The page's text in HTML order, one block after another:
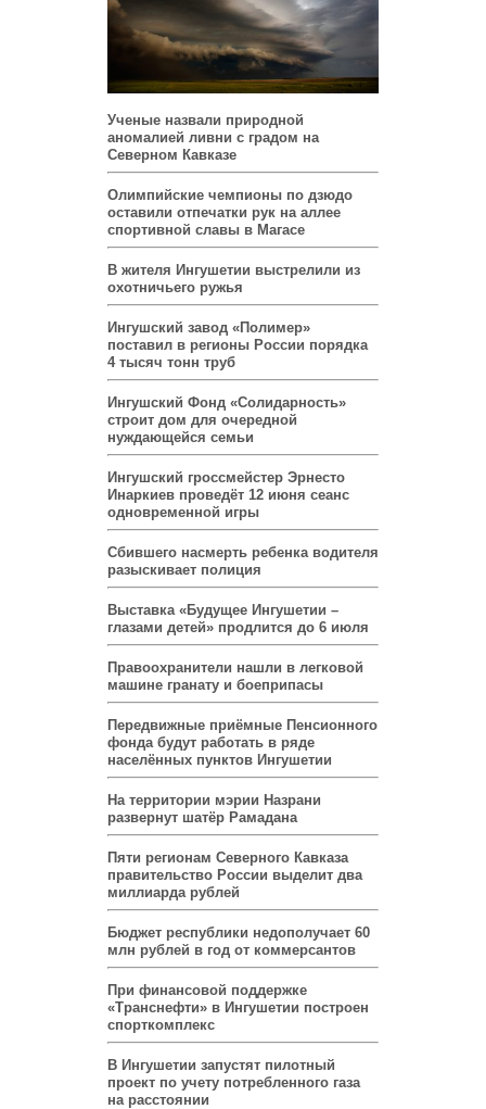
Ученые назвали природной
аномалией ливни с градом на
Северном Кавказе
Олимпийские чемпионы по дзюдо
оставили отпечатки рук на аллее
спортивной славы в Магасе
В жителя Ингушетии выстрелили из
охотничьего ружья
Ингушский завод «Полимер»
поставил в регионы России порядка
4 тысяч тонн труб
Ингушский Фонд «Солидарность»
строит дом для очередной
нуждающейся семьи
Ингушский гроссмейстер Эрнесто
Инаркиев проведёт 12 июня сеанс
одновременной игры
Сбившего насмерть ребенка водителя
разыскивает полиция
Выставка «Будущее Ингушетии –
глазами детей» продлится до 6 июля
Правоохранители нашли в легковой
машине гранату и боеприпасы
Передвижные приёмные Пенсионного
фонда будут работать в ряде
населённых пунктов Ингушетии
На территории мэрии Назрани
развернут шатёр Рамадана
Пяти регионам Северного Кавказа
правительство России выделит два
миллиарда рублей
Бюджет республики недополучает 60
млн рублей в год от коммерсантов
При финансовой поддержке
«Транснефти» в Ингушетии построен
спорткомплекс
В Ингушетии запустят пилотный
проект по учету потребленного газа
на расстоянии